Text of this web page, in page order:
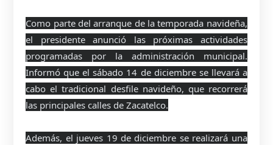
Como parte del arranque de la temporada navideña,
el presidente anunció las próximas actividades
programadas por la administración municipal.
Informó que el sábado 14 de diciembre se llevará a
cabo el tradicional desfile navideño, que recorrerá
las principales calles de Zacatelco.
Además, el jueves 19 de diciembre se realizará una